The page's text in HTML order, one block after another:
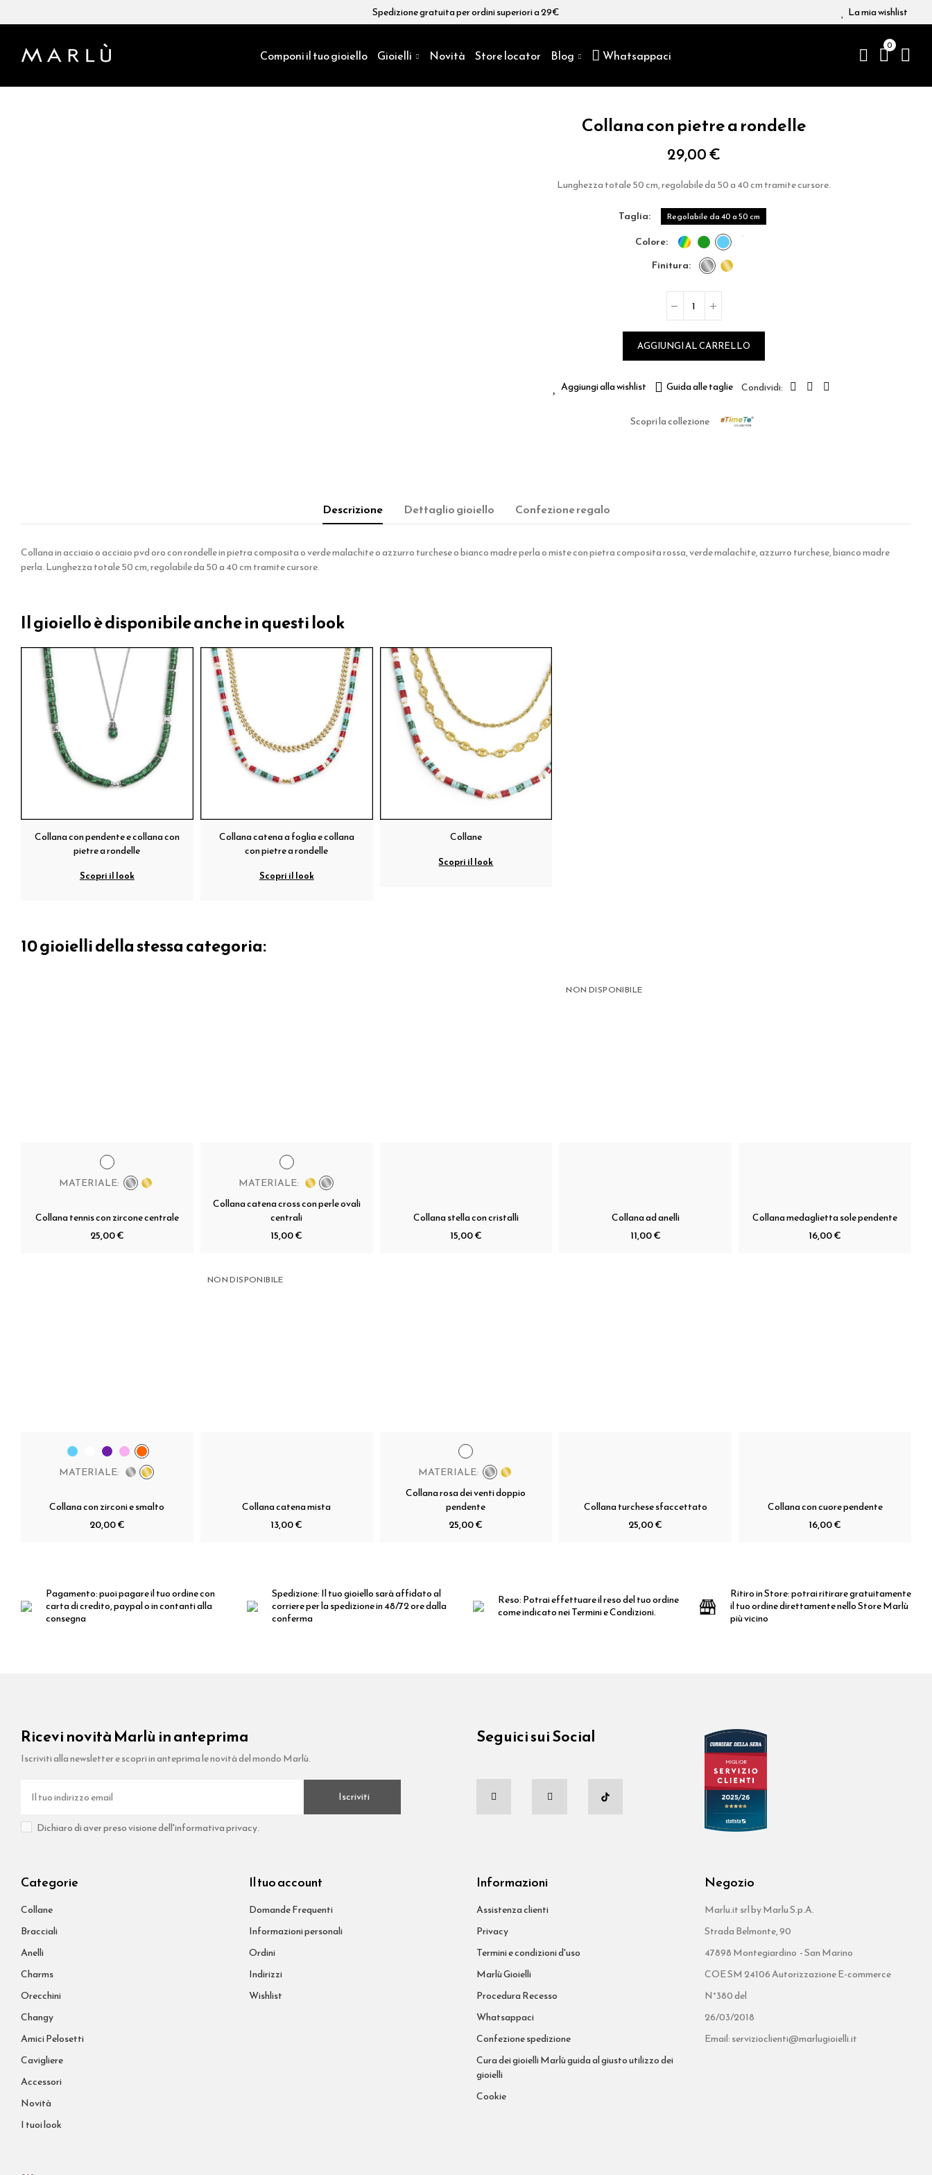
Spedizione gratuita per ordini superiori a 29€ La mia wishlist
Componi il tuo gioiello Gioielli Novità Store locator Blog Whatsappaci
0
Collana con pietre a rondelle
29,00 €
Lunghezza totale 50 cm, regolabile da 50 a 40 cm tramite cursore.
taglia Regolabile da 40 a 50 cm
colore
finitura
AGGIUNGI AL CARRELLO
Aggiungi alla wishlist Guida alle taglie
Scopri la collezione
Descrizione Dettaglio gioiello Confezione regalo
Collana in acciaio o acciaio pvd oro con rondelle in pietra composita o verde malachite o azzurro turchese o bianco madre perla o miste con pietra composita rossa, verde malachite, azzurro turchese, bianco madre
perla. Lunghezza totale 50 cm, regolabile da 50 a 40 cm tramite cursore.
Il gioiello è disponibile anche in questi look
Collana con pendente e collana con
pietre a rondelle
Scopri il look
Collana catena a foglia e collana
con pietre a rondelle
Scopri il look
Collane
Scopri il look
10 gioielli della stessa categoria:
MATERIALE:
Collana tennis con zircone centrale
25,00 €
MATERIALE:
Collana catena cross con perle ovali
centrali
15,00 €
Collana stella con cristalli
15,00 €
NON DISPONIBILE
Collana ad anelli
11,00 €
Collana medaglietta sole pendente
16,00 €
MATERIALE:
Collana con zirconi e smalto
20,00 €
NON DISPONIBILE
Collana catena mista
13,00 €
MATERIALE:
Collana rosa dei venti doppio
pendente
25,00 €
Collana turchese sfaccettato
25,00 €
Collana con cuore pendente
16,00 €
Pagamento:puoi pagare il tuo ordine con
carta di credito, paypal o in contanti alla
consegna
Spedizione:Il tuo gioiello sarà affidato al
corriere per la spedizione in 48/72 ore dalla
conferma
Reso:Potrai effettuare il reso del tuo ordine
come indicato nei Termini e Condizioni.
Ritiro in Store:potrai ritirare gratuitamente
il tuo ordine direttamente nello Store Marlù
più vicino
Ricevi novità Marlù in anteprima
Iscriviti alla newsletter e scopri in anteprima le novità del mondo Marlù.
Iscriviti
Dichiaro di aver preso visione dell'informativa privacy.
Seguici sui Social
Categorie
Collane
Bracciali
Anelli
Charms
Orecchini
Changy
Amici Pelosetti
Cavigliere
Accessori
Novità
I tuoi look
Il tuo account
Domande Frequenti
Informazioni personali
Ordini
Indirizzi
Wishlist
Informazioni
Assistenza clienti
Privacy
Termini e condizioni d'uso
Marlù Gioielli
Procedura Recesso
Whatsappaci
Confezione spedizione
Cura dei gioielli Marlù guida al giusto utilizzo dei
gioielli
Cookie
Negozio
Marlu.it srl by Marlu S.p.A.
Strada Belmonte, 90
47898 Montegiardino - San Marino
COE SM 24106 Autorizzazione E-commerce
N°380 del
26/03/2018
Email: servizioclienti@marlugioielli.it